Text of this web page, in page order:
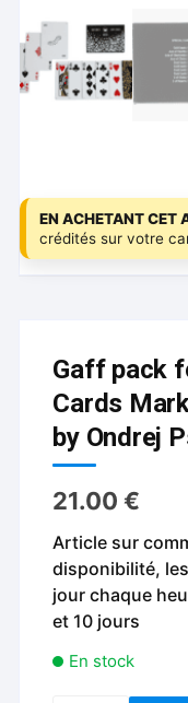
EN ACHETANT CET
crédités sur votre
Gaff pack
Cards
by Ondrej
21.00€
Article sur
disponibilité,
jour chaque
et 10 jours
En stock